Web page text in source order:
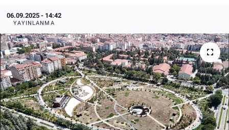
06.09.2025 - 14:42
YAYINLANMA